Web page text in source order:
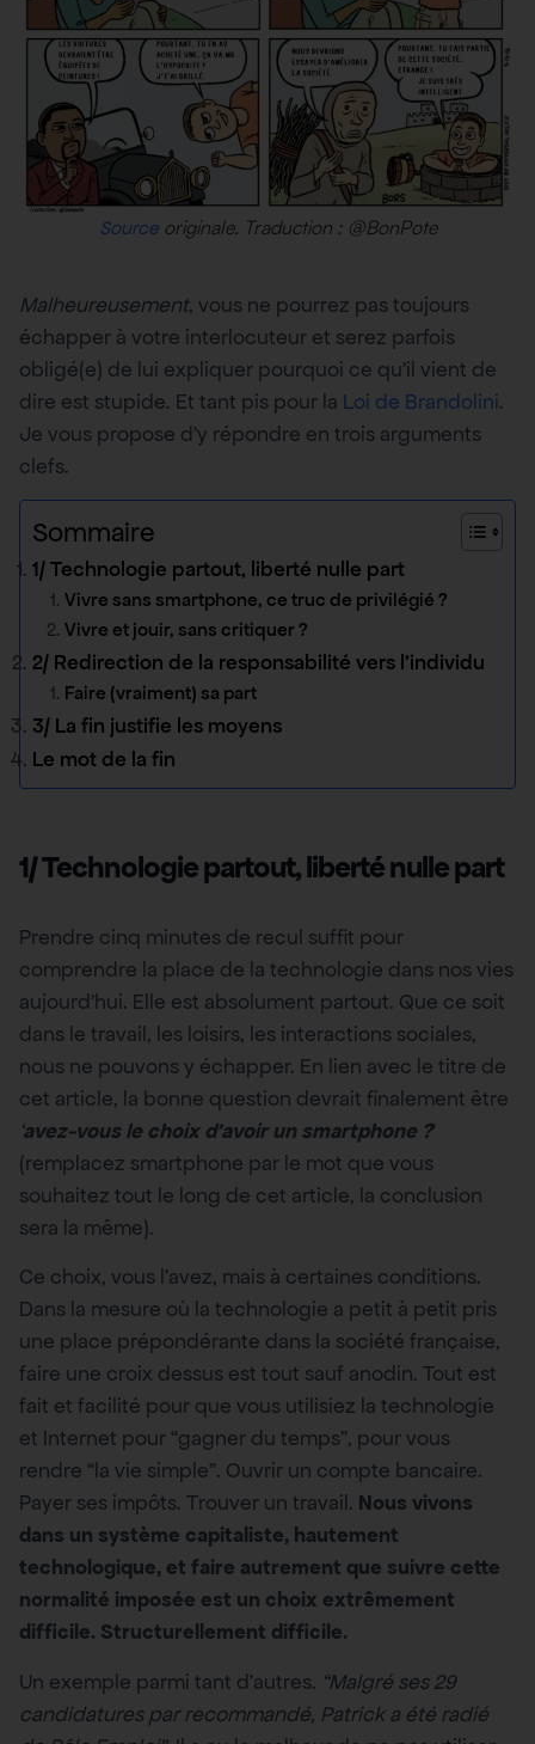
Sourceoriginale. Traduction : @BonPote
Malheureusement, vous ne pourrez pas toujours
échapper à votre interlocuteur et serez parfois
obligé(e) de lui expliquer pourquoi ce qu’il vient de
dire est stupide. Et tant pis pour la Loi de Brandolini.
Je vous propose d’y répondre en trois arguments
clefs.
Sommaire
1/ Technologie partout, liberté nulle part
Vivre sans smartphone, ce truc de privilégié ?
Vivre et jouir, sans critiquer ?
2/ Redirection de la responsabilité vers l’individu
Faire (vraiment) sa part
3/ La fin justifie les moyens
Le mot de la fin
1/ Technologie partout, liberté nulle part
Prendre cinq minutes de recul suffit pour
comprendre la place de la technologie dans nos vies
aujourd’hui. Elle est absolument partout. Que ce soit
dans le travail, les loisirs, les interactions sociales,
nous ne pouvons y échapper. En lien avec le titre de
cet article, la bonne question devrait finalement être
avez-vous le choix d’avoir un smartphone ?‘
(remplacez smartphone par le mot que vous
souhaitez tout le long de cet article, la conclusion
sera la même).
Ce choix, vous l’avez, mais à certaines conditions.
Dans la mesure où la technologie a petit à petit pris
une place prépondérante dans la société française,
faire une croix dessus est tout sauf anodin. Tout est
fait et facilité pour que vous utilisiez la technologie
et Internet pour “gagner du temps”, pour vous
rendre “la vie simple”. Ouvrir un compte bancaire.
Payer ses impôts. Trouver un travail. Nous vivons
dans un système capitaliste, hautement
technologique, et faire autrement que suivre cette
normalité imposée est un choix extrêmement
difficile. Structurellement difficile.
Un exemple parmi tant d’autres. “Malgré ses 29
candidatures par recommandé, Patrick a été radié